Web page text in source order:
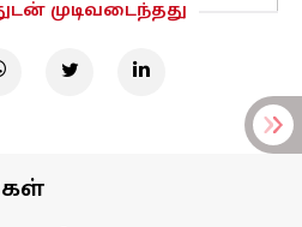
முடிவடைந்தது